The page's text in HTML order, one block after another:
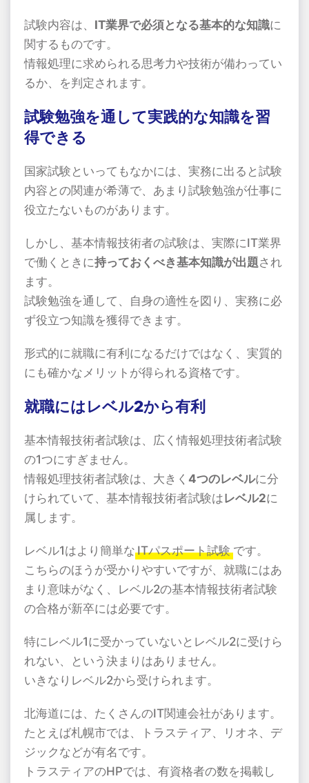
試験内容は、 IT業界で必須となる基本的な知識に
関するものです。
情報処理に求められる思考力や技術が備わってい
るか、を判定されます。
試験勉強を通して実践的な知識を習
得できる
国家試験といってもなかには、実務に出ると試験
内容との関連が希薄で、あまり試験勉強が仕事に
役立たないものがあります。
しかし、基本情報技術者の試験は、実際にIT業界
で働くときに持っておくべき基本知識が出題され
ます。
試験勉強を通して、自身の適性を図り、実務に必
ず役立つ知識を獲得できます。
形式的に就職に有利になるだけではなく、実質的
にも確かなメリットが得られる資格です。
就職にはレベル2から有利
基本情報技術者試験は、広く情報処理技術者試験
の1つにすぎません。
情報処理技術者試験は、大きく 4つのレベルに分
けられていて、基本情報技術者試験はレベル2に
属します。
レベル1はより簡単な ITパスポート試験です。
こちらのほうが受かりやすいですが、就職にはあ
まり意味がなく、レベル2の基本情報技術者試験
の合格が新卒には必要です。
特にレベル1に受かっていないとレベル2に受けら
れない、という決まりはありません。
いきなりレベル2から受けられます。
北海道には、たくさんのIT関連会社があります。
たとえば札幌市では、トラスティア、リオネ、デ
ジックなどが有名です。
トラスティアのHPでは、有資格者の数を掲載し